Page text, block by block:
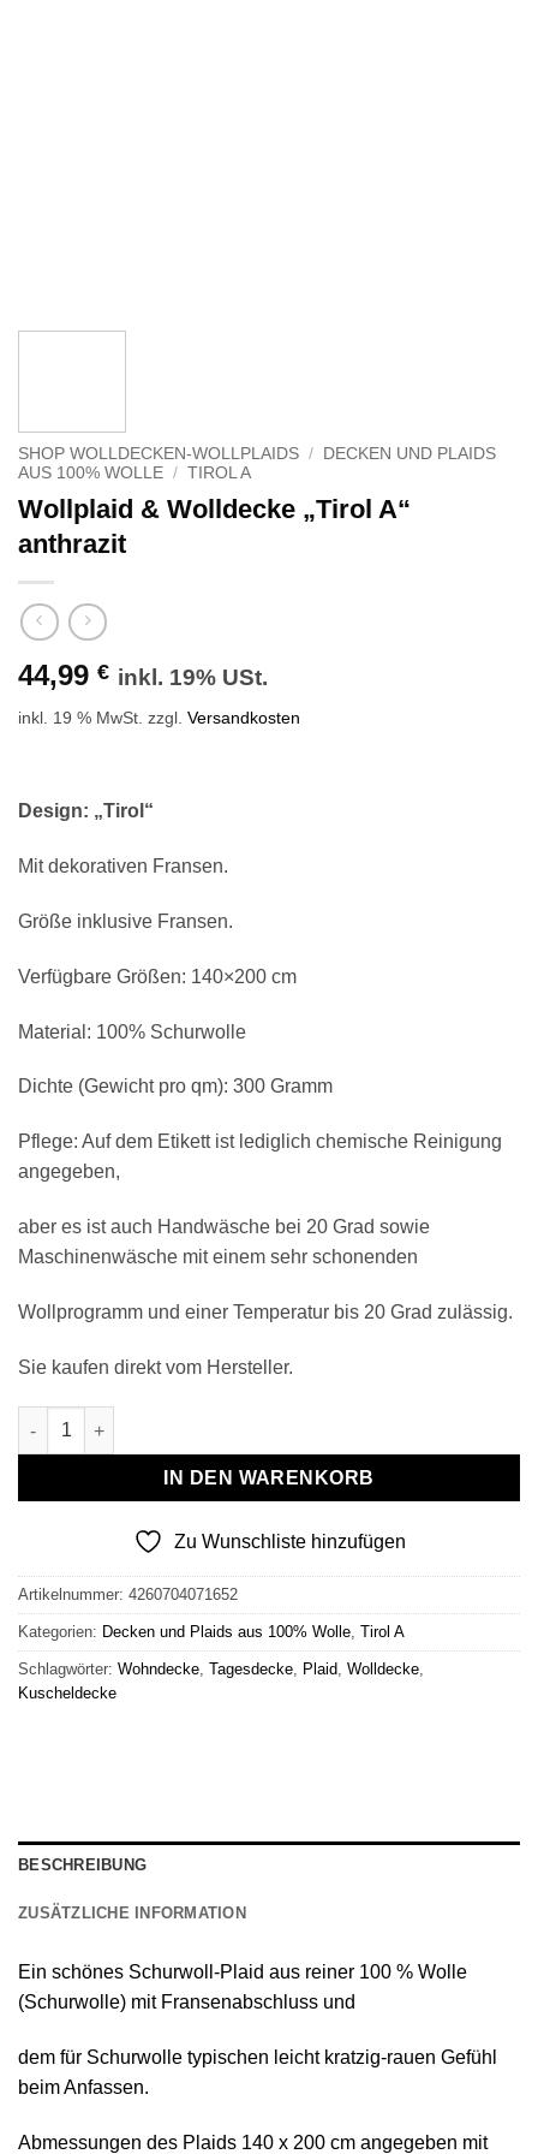
SHOP WOLLDECKEN-WOLLPLAIDS /
DECKEN UND PLAIDS
AUS 100% WOLLE / TIROL A
Wollplaid & Wolldecke „Tirol A“
anthrazit
44,99 € inkl. 19% USt.
inkl. 19 % MwSt. zzgl. Versandkosten
Design: „Tirol“
Mit dekorativen Fransen.
Größe inklusive Fransen.
Verfügbare Größen: 140×200 cm
Material: 100% Schurwolle
Dichte (Gewicht pro qm): 300 Gramm
Pflege: Auf dem Etikett ist lediglich chemische Reinigung
angegeben,
aber es ist auch Handwäsche bei 20 Grad sowie
Maschinenwäsche mit einem sehr schonenden
Wollprogramm und einer Temperatur bis 20 Grad zulässig.
Sie kaufen direkt vom Hersteller.
Wollplaid & Wolldecke "Tirol A" anthrazit Menge
IN DEN WARENKORB
Zu Wunschliste hinzufügen
Artikelnummer: 4260704071652
Kategorien: Decken und Plaids aus 100% Wolle, Tirol A
Schlagwörter: Wohndecke, Tagesdecke, Plaid, Wolldecke,
Kuscheldecke
BESCHREIBUNG
ZUSÄTZLICHE INFORMATION
Ein schönes Schurwoll-Plaid aus reiner 100 % Wolle
(Schurwolle) mit Fransenabschluss und
dem für Schurwolle typischen leicht kratzig-rauen Gefühl
beim Anfassen.
Abmessungen des Plaids 140 х 200 cm angegeben mit